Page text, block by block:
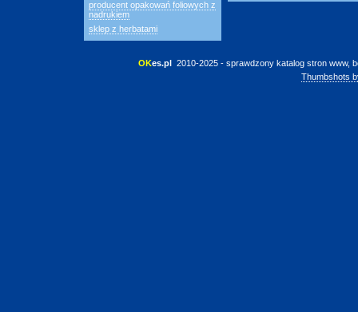
producent opakowań foliowych z
nadrukiem
sklep z herbatami
OKes.pl 2010-2025 - sprawdzony katalog stron www,
Thumbshots